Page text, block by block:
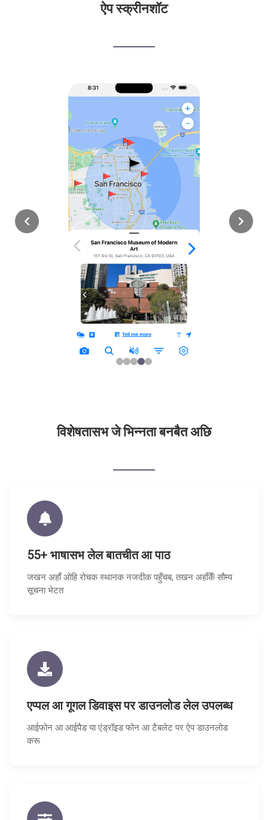
ऐप स्क्रीनशॉट
विशेषतासभ जे भिन्नता बनबैत अछि
55+ भाषासभ लेल बातचीत आ पाठ
जखन अहाँ ओहि रोचक स्थानक नजदीक पहुँचब, तखन अहाँकेँ सौम्य
सूचना भेटत
एप्पल आ गूगल डिवाइस पर डाउनलोड लेल उपलब्ध
आईफोन आ आईपैड या एंड्रॉइड फोन आ टैबलेट पर ऐप डाउनलोड
करू